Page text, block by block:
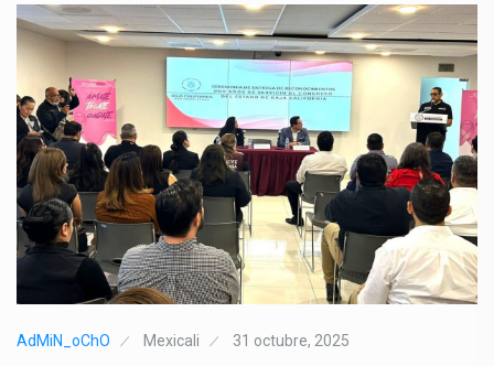
AdMiN_oChO Mexicali 31 octubre, 2025